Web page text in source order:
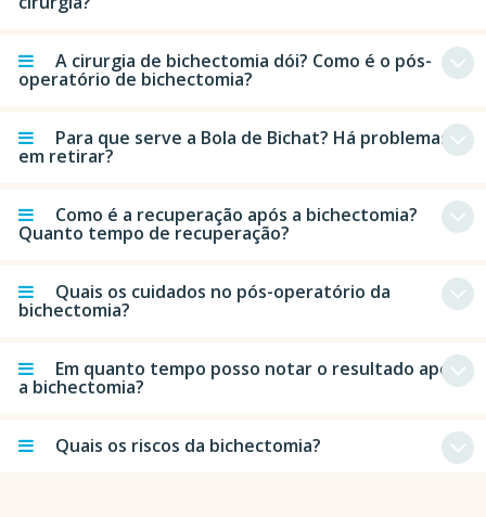
A cirurgia de bichectomia dói? Como é o pós-
operatório de bichectomia?
Para que serve a Bola de Bichat? Há problemas
em retirar?
Como é a recuperação após a bichectomia?
Quanto tempo de recuperação?
Quais os cuidados no pós-operatório da
bichectomia?
Em quanto tempo posso notar o resultado após
a bichectomia?
Quais os riscos da bichectomia?